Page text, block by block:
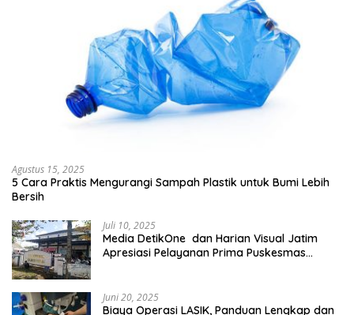
Agustus 15, 2025
5 Cara Praktis Mengurangi Sampah Plastik untuk Bumi Lebih
Bersih
Juli 10, 2025
Media DetikOne dan Harian Visual Jatim
Apresiasi Pelayanan Prima Puskesmas
Juni 20, 2025
Biaya Operasi LASIK, Panduan Lengkap dan